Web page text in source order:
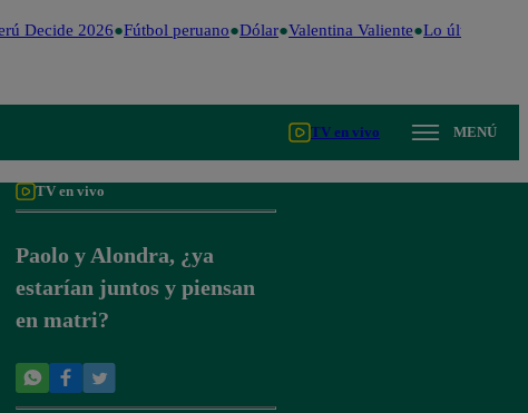
Decide 2026 Fútbol peruano Dólar Valentina Valiente Lo último
TV en vivo MENÚ
TV en vivo
Paolo y Alondra, ¿ya
estarían juntos y piensan
en matri?